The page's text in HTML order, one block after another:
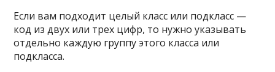
Если вам подходит целый класс или подкласс —
код из двух или трех цифр, то нужно указывать
отдельно каждую группу этого класса или
подкласса.